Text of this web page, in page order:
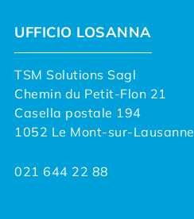
UFFICIO LOSANNA
TSM Solutions Sagl
Chemin du Petit-Flon 21
Casella postale 194
1052 Le Mont-sur-Lausanne
021 644 22 88